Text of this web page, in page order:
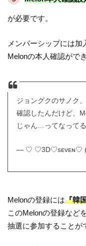
が必要です。
メンバーシップには加
Melonの本人確認がで
ジョングクのサノク
確認したんだけど、
じゃん…ってなってる
— ♡ ♡3D♡sᴇᴠᴇɴ♡
Melonの登録には『韓
このMelonの登録など
抽選に参加することが